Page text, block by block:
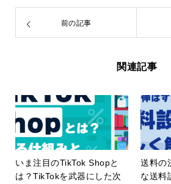
前の記事
関連記事
いま注目のTikTok Shopと
は？TikTokを武器にした次
送料の
な送料